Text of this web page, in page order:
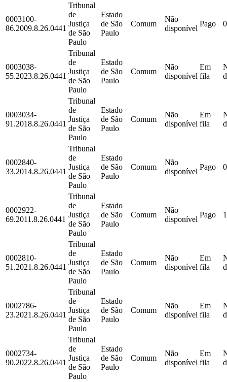
0003100-
86.2009.8.26.0441
Tribunal
de
Justiça
de São
Paulo
Estado
de São
Paulo
Comum
Não
disponível
Pago
0003038-
55.2023.8.26.0441
Tribunal
de
Justiça
de São
Paulo
Estado
de São
Paulo
Comum
Não
disponível
Em
fila
0003034-
91.2018.8.26.0441
Tribunal
de
Justiça
de São
Paulo
Estado
de São
Paulo
Comum
Não
disponível
Em
fila
0002840-
33.2014.8.26.0441
Tribunal
de
Justiça
de São
Paulo
Estado
de São
Paulo
Comum
Não
disponível
Pago
0002922-
69.2011.8.26.0441
Tribunal
de
Justiça
de São
Paulo
Estado
de São
Paulo
Comum
Não
disponível
Pago
0002810-
51.2021.8.26.0441
Tribunal
de
Justiça
de São
Paulo
Estado
de São
Paulo
Comum
Não
disponível
Em
fila
0002786-
23.2021.8.26.0441
Tribunal
de
Justiça
de São
Paulo
Estado
de São
Paulo
Comum
Não
disponível
Em
fila
0002734-
90.2022.8.26.0441
Tribunal
de
Justiça
de São
Paulo
Estado
de São
Paulo
Comum
Não
disponível
Em
fila